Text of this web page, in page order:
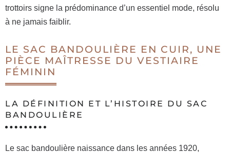
trottoirs signe la prédominance d’un essentiel mode, résolu
à ne jamais faiblir.
LE SAC BANDOULIÈRE EN CUIR, UNE
PIÈCE MAÎTRESSE DU VESTIAIRE
FÉMININ
LA DÉFINITION ET L’HISTOIRE DU SAC
BANDOULIÈRE
Le sac bandoulière naissance dans les années 1920,